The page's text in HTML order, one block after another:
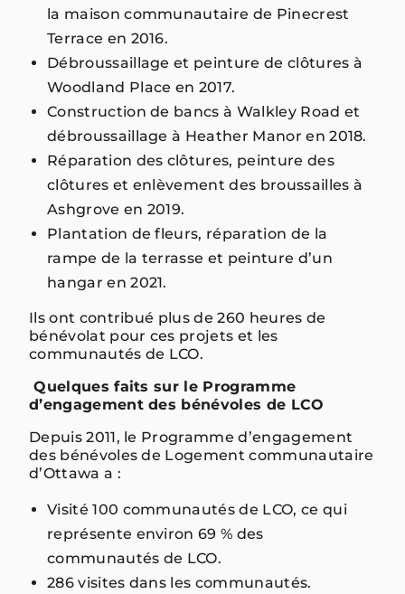
la maison communautaire de Pinecrest
Terrace en 2016.
Débroussaillage et peinture de clôtures à
Woodland Place en 2017.
Construction de bancs à Walkley Road et
débroussaillage à Heather Manor en 2018.
Réparation des clôtures, peinture des
clôtures et enlèvement des broussailles à
Ashgrove en 2019.
Plantation de fleurs, réparation de la
rampe de la terrasse et peinture d’un
hangar en 2021.
Ils ont contribué plus de 260 heures de
bénévolat pour ces projets et les
communautés de LCO.
Quelques faits sur le Programme
d’engagement des bénévoles de LCO
Depuis 2011, le Programme d’engagement
des bénévoles de Logement communautaire
d’Ottawa a :
Visité 100 communautés de LCO, ce qui
représente environ 69 % des
communautés de LCO.
286 visites dans les communautés.